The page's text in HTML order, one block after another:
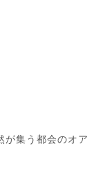
が集う都会のオア